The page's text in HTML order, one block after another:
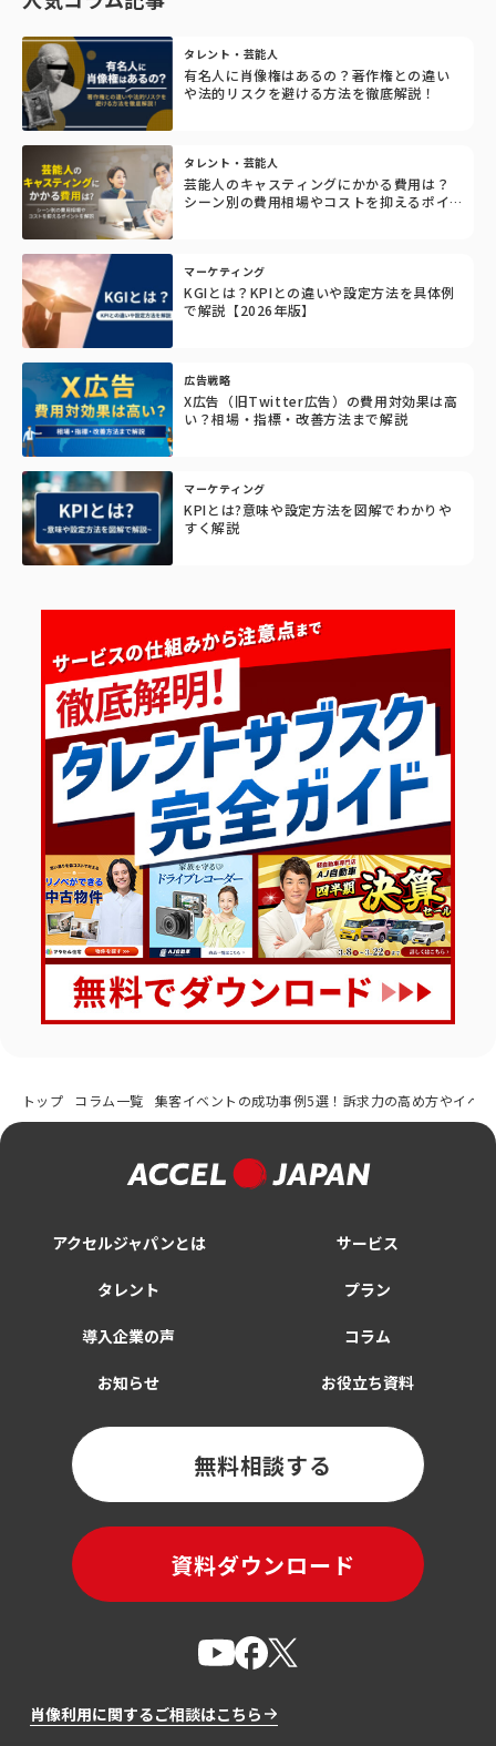
タレント・芸能人
有名人に肖像権はあるの？著作権との違い
や法的リスクを避ける方法を徹底解説！
タレント・芸能人
芸能人のキャスティングにかかる費用は？
シーン別の費用相場やコストを抑えるポイ
マーケティング
KGIとは？KPIとの違いや設定方法を具体例
で解説【2026年版】
広告戦略
X広告（旧Twitter広告）の費用対効果は高
い？相場・指標・改善方法まで解説
マーケティング
KPIとは?意味や設定方法を図解でわかりや
すく解説
トップ コラム一覧 集客イベントの成功事例5選！訴求力の高め方やイベ
肖像利用に関するご相談はこちら
アクセルジャパンとは サービス
タレント プラン
導入企業の声 コラム
お知らせ お役立ち資料
無料相談する
資料ダウンロード